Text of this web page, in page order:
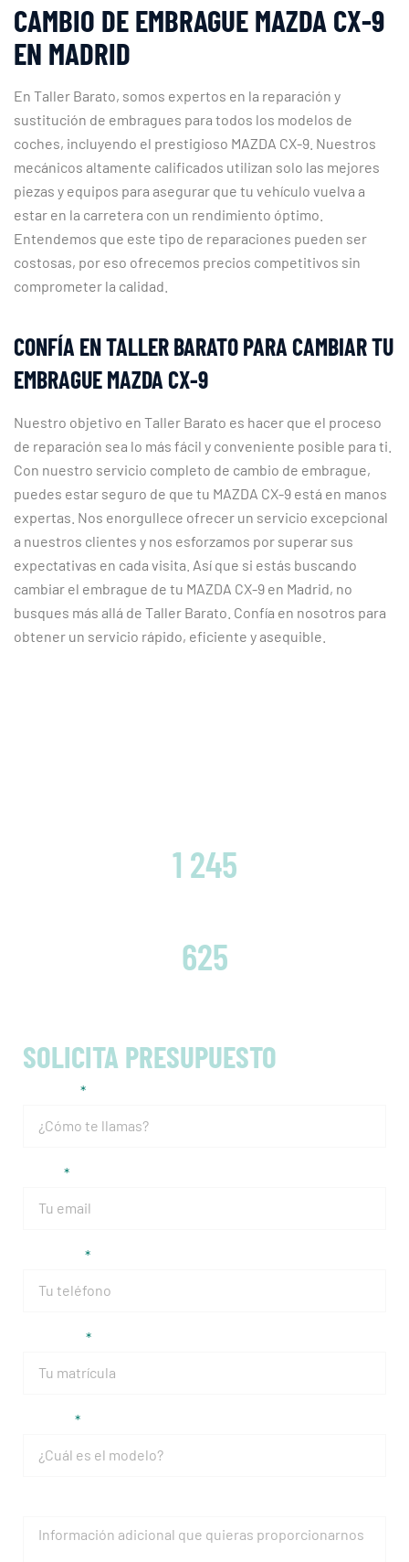
CAMBIO DE EMBRAGUE MAZDA CX-9
EN MADRID
En Taller Barato, somos expertos en la reparación y
sustitución de embragues para todos los modelos de
coches, incluyendo el prestigioso MAZDA CX-9. Nuestros
mecánicos altamente calificados utilizan solo las mejores
piezas y equipos para asegurar que tu vehículo vuelva a
estar en la carretera con un rendimiento óptimo.
Entendemos que este tipo de reparaciones pueden ser
costosas, por eso ofrecemos precios competitivos sin
comprometer la calidad.
CONFÍA EN TALLER BARATO PARA CAMBIAR TU
EMBRAGUE MAZDA CX-9
Nuestro objetivo en Taller Barato es hacer que el proceso
de reparación sea lo más fácil y conveniente posible para ti.
Con nuestro servicio completo de cambio de embrague,
puedes estar seguro de que tu MAZDA CX-9 está en manos
expertas. Nos enorgullece ofrecer un servicio excepcional
a nuestros clientes y nos esforzamos por superar sus
expectativas en cada visita. Así que si estás buscando
cambiar el embrague de tu MAZDA CX-9 en Madrid, no
busques más allá de Taller Barato. Confía en nosotros para
obtener un servicio rápido, eficiente y asequible.
SOLICITA PRESUPUESTO
1 245
625